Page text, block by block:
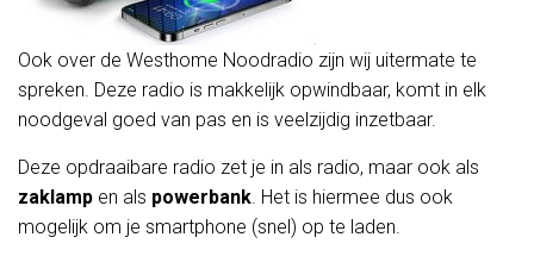
Ook over de Westhome Noodradio zijn wij uitermate te
spreken. Deze radio is makkelijk opwindbaar, komt in elk
noodgeval goed van pas en is veelzijdig inzetbaar.
Deze opdraaibare radio zet je in als radio, maar ook als
zaklamp en als powerbank. Het is hiermee dus ook
mogelijk om je smartphone (snel) op te laden.